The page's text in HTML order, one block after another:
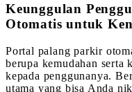
Keunggulan
Otomatis untuk
Portal palang parkir
berupa kemudahan serta
kepada penggunanya.
utama yang bisa Anda